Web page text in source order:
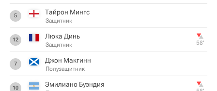
5 Тайрон Мингс
Защитник
12 Люка Динь
Защитник 58‎’‎
7 Джон Макгинн
Полузащитник
10 Эмилиано Буэндия